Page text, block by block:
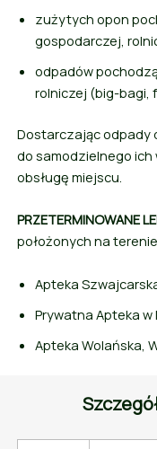
zużytych opon
gospodarczej,
odpadów
rolniczej (big-bagi,
Dostarczając odpady
do samodzielnego ich
obsługę miejscu.
PRZETERMINOWANE
położonych na
Apteka
Prywatna Apteka w
Apteka Wolańska,